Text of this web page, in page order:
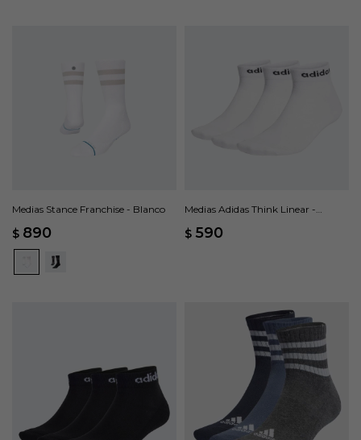
Medias Stance Franchise - Blanco
$ 890
Medias Adidas Think Linear -
$ 590